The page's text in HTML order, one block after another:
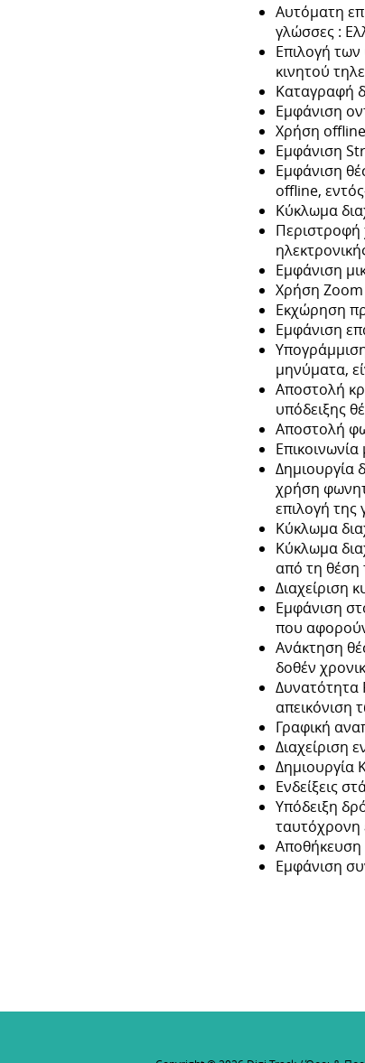
Αυτόματη
γλώσσες :
Επιλογή
κινητού
Καταγραφή
Εμφάνιση
Χρήση
Εμφάνιση
Εμφάνιση
offline,
Κύκλωμα
Περιστροφή
Εμφάνιση
Χρήση Zoom
Εκχώρηση
Εμφάνιση
μηνύματα,
Αποστολή
υπόδειξης
Αποστολή
Δημιουργία
χρήση
επιλογή της
Κύκλωμα
Κύκλωμα
από τη θέση
Διαχείριση
Εμφάνιση
που
Ανάκτηση
δοθέν
Δυνατότητα
απεικόνιση
Γραφική
Διαχείριση
Δημιουργία
Ενδείξεις
Υπόδειξη
ταυτόχρονη
Αποθήκευση
Εμφάνιση